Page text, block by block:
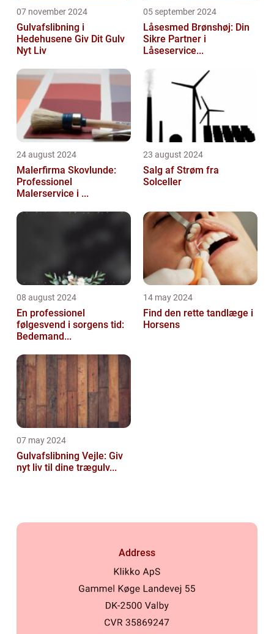
07 november 2024
Gulvafslibning i
Hedehusene Giv Dit Gulv
Nyt Liv
05 september 2024
Låsesmed Brønshøj: Din
Sikre Partner i
Låseservice...
24 august 2024
Malerfirma Skovlunde:
Professionel
Malerservice i ...
23 august 2024
Salg af Strøm fra
Solceller
08 august 2024
En professionel
følgesvend i sorgens tid:
Bedemand...
14 may 2024
Find den rette tandlæge i
Horsens
07 may 2024
Gulvafslibning Vejle: Giv
nyt liv til dine trægulv...
Address